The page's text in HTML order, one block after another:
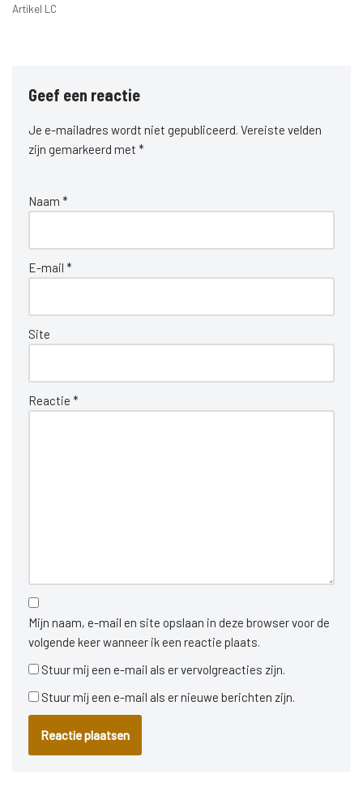
Artikel LC
Geef een reactie
Je e-mailadres wordt niet gepubliceerd. Vereiste velden
zijn gemarkeerd met *
Naam *
E-mail *
Site
Reactie *
Mijn naam, e-mail en site opslaan in deze browser voor de
volgende keer wanneer ik een reactie plaats.
Stuur mij een e-mail als er vervolgreacties zijn.
Stuur mij een e-mail als er nieuwe berichten zijn.